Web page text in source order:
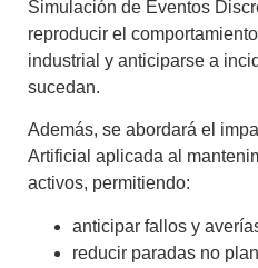
Simulación de Eventos
reproducir el
industrial y anticiparse a
sucedan.
Además, se abordará el
Artificial aplicada al
activos, permitiendo:
anticipar fallos y
reducir paradas no